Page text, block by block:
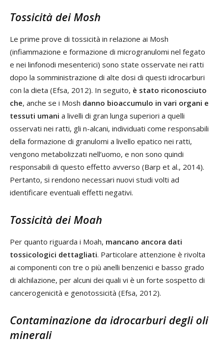
Tossicità dei Mosh
Le prime prove di tossicità in relazione ai Mosh
(infiammazione e formazione di microgranulomi nel fegato
e nei linfonodi mesenterici) sono state osservate nei ratti
dopo la somministrazione di alte dosi di questi idrocarburi
con la dieta (Efsa, 2012). In seguito, è stato riconosciuto
che, anche se i Mosh danno bioaccumulo in vari organi e
tessuti umani a livelli di gran lunga superiori a quelli
osservati nei ratti, gli n-alcani, individuati come responsabili
della formazione di granulomi a livello epatico nei ratti,
vengono metabolizzati nell’uomo, e non sono quindi
responsabili di questo effetto avverso (Barp et al., 2014).
Pertanto, si rendono necessari nuovi studi volti ad
identificare eventuali effetti negativi.
Tossicità dei Moah
Per quanto riguarda i Moah, mancano ancora dati
tossicologici dettagliati. Particolare attenzione è rivolta
ai componenti con tre o più anelli benzenici e basso grado
di alchilazione, per alcuni dei quali vi è un forte sospetto di
cancerogenicità e genotossicità (Efsa, 2012).
Contaminazione da idrocarburi degli oli
minerali